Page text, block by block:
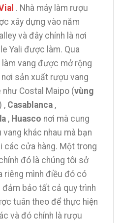
. Nhà máy làm rượu
xây dựng vào năm
và đây chính là nơi
Yali được làm. Qua
làm vang được mở rộng
sản xuất rượu vang
Costal Maipo (vùng
) , Casablanca,
, Huasco nơi mà cung
khác nhau mà bạn
các cửa hàng. Một trong
đó là chúng tôi sở
riêng mình điều đó có
đảm bảo tất cả quy trình
tuân theo để thực hiện
và đó chính là rượu